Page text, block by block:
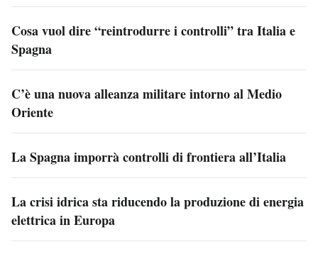
Cosa vuol dire “reintrodurre i controlli” tra Italia e
Spagna
C’è una nuova alleanza militare intorno al Medio
Oriente
La Spagna imporrà controlli di frontiera all’Italia
La crisi idrica sta riducendo la produzione di energia
elettrica in Europa